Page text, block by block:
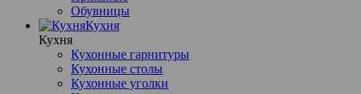
Обувницы
Кухня
Кухня
Кухонные гарнитуры
Кухонные столы
Кухонные уголки